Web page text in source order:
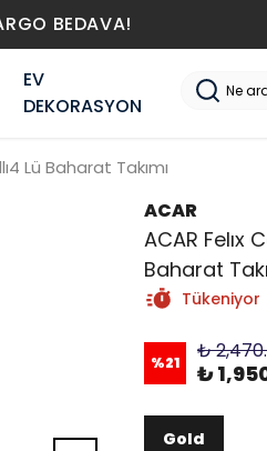
BEDAVA!
EV
DEKORASYON
Lü Baharat Takımı
ACAR
ACAR Felıx
Baharat
Tükeniyor
%21 ₺
₺
Gold